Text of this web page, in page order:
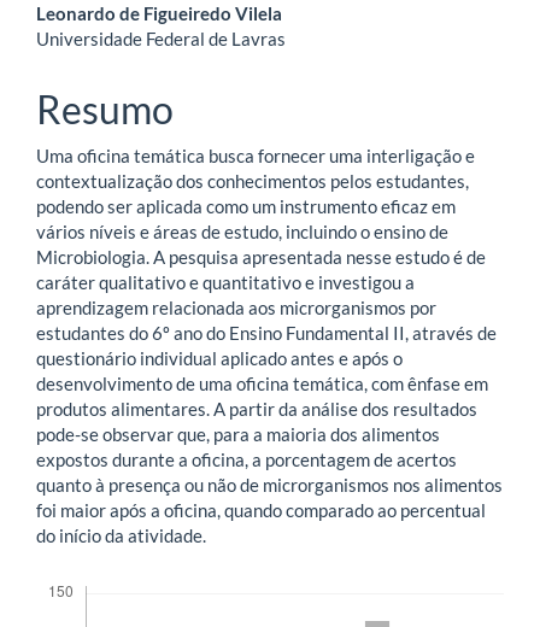
Leonardo de Figueiredo Vilela
Universidade Federal de Lavras
Resumo
Uma oficina temática busca fornecer uma interligação e
contextualização dos conhecimentos pelos estudantes,
podendo ser aplicada como um instrumento eficaz em
vários níveis e áreas de estudo, incluindo o ensino de
Microbiologia. A pesquisa apresentada nesse estudo é de
caráter qualitativo e quantitativo e investigou a
aprendizagem relacionada aos microrganismos por
estudantes do 6º ano do Ensino Fundamental II, através de
questionário individual aplicado antes e após o
desenvolvimento de uma oficina temática, com ênfase em
produtos alimentares. A partir da análise dos resultados
pode-se observar que, para a maioria dos alimentos
expostos durante a oficina, a porcentagem de acertos
quanto à presença ou não de microrganismos nos alimentos
foi maior após a oficina, quando comparado ao percentual
do início da atividade.